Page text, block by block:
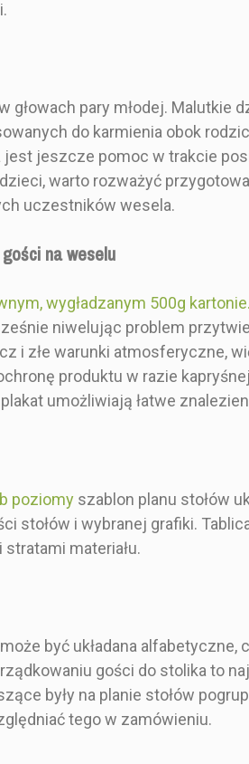
głowach pary młodej.
do karmienia obok
jeszcze pomoc w trakcie
warto rozważyć
uczestników wesela.
na weselu
wygładzanym 500g kartonie.
niwelując problem
i złe warunki atmosferyczne,
produktu w razie
umożliwiają łatwe
poziomy szablon planu stołów
stołów i wybranej grafiki.
materiału.
być układana
gości do stolika to
były na planie stołów
tego w zamówieniu.
cm Botaniczny
Niebieski
stołów Tablicę z planem
karta Pojedyncza